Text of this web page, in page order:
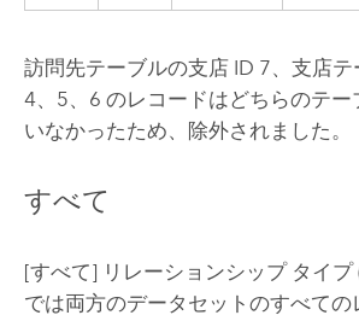
訪問先テーブルの支店 ID 7、支店
4、5、6 のレコードはどちらのテー
いなかったため、除外されました。
すべて
[すべて] リレーションシップ タイプ
では両方のデータセットのすべての